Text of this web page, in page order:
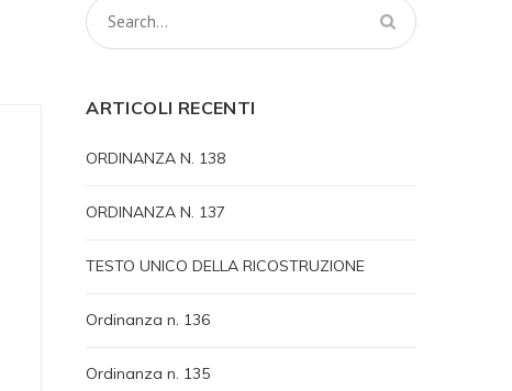
ARTICOLI RECENTI
ORDINANZA N. 138
ORDINANZA N. 137
TESTO UNICO DELLA RICOSTRUZIONE
Ordinanza n. 136
Ordinanza n. 135